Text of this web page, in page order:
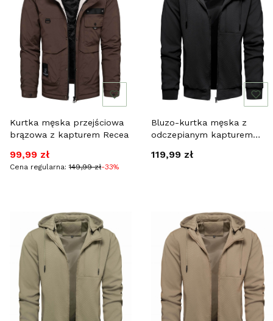
Kurtka męska przejściowa
brązowa z kapturem Recea
Cena promocyjna
99,99 zł
Cena regularna: 149,99 zł-33%
Bluzo-kurtka męska z
odczepianym kapturem
Cena
119,99 zł